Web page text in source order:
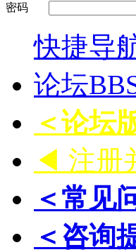
密码
快捷导
论坛
＜论坛
◀ 注册
＜常见
＜咨询